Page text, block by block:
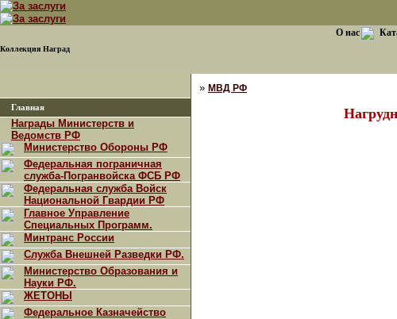
Коллекция Наград
О нас
Главная
Награды Министерств и
Ведомств РФ
Министерство Обороны РФ
Федеральная пограничная
служба-Погранвойска ФСБ РФ
Федеральная служба Войск
Национальной Гвардии РФ
Главное Управление
Специальных Программ.
Минтранс России
Служба Внешней Разведки РФ.
Министерство Образования и
Науки РФ.
ЖЕТОНЫ
Федеральное Казначейство
» МВД РФ